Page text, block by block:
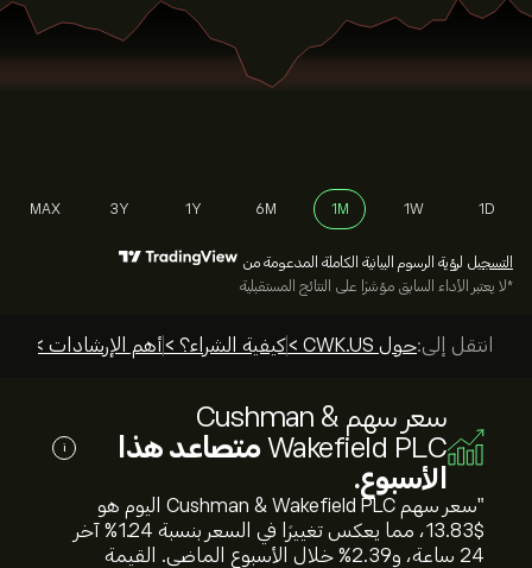
1D
1W
1M
6M
1Y
3Y
MAX
التسجيل لرؤية الرسوم البيانية الكاملة المدعومة من
*لا يعتبر الأداء السابق مؤشرًا على النتائج المستقبلية
انتقل إلى:حول CWK.US > كيفية الشراء؟ >أهم الإرشادات >
سعر سهم Cushman &
Wakefield PLC متصاعد هذا
الأسبوع.
i
"سعر سهم Cushman & Wakefield PLC اليوم هو
13.83‎$‎، مما يعكس تغييرًا في السعر بنسبة ‎1.24‎% آخر
24 ساعة، و‎2.39‎% خلال الأسبوع الماضي. القيمة